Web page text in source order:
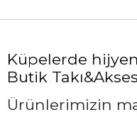
Küpelerde
Butik
Ürünlerimizin